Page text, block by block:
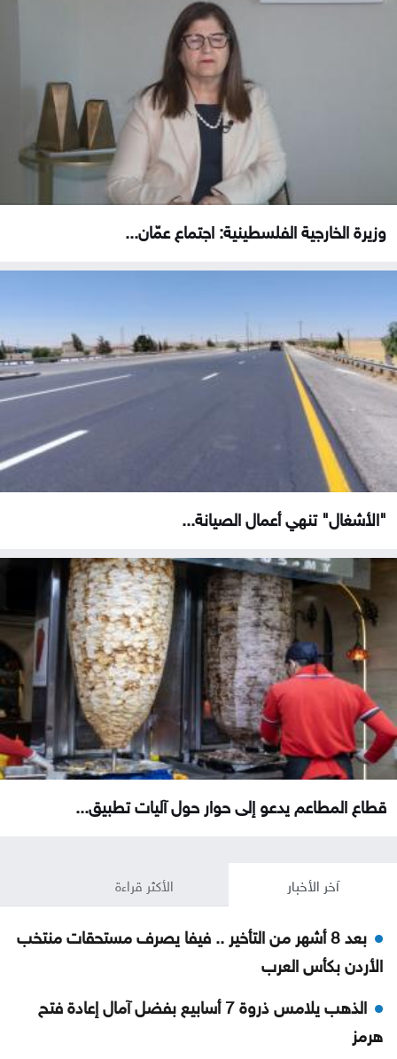
وزيرة الخارجية الفلسطينية: اجتماع عمّان...
"الأشغال" تنهي أعمال الصيانة...
قطاع المطاعم يدعو إلى حوار حول آليات تطبيق...
آخر الأخبار الأكثر قراءة
بعد 8 أشهر من التأخير .. فيفا يصرف مستحقات منتخب
الأردن بكأس العرب
الذهب يلامس ذروة 7 أسابيع بفضل آمال إعادة فتح
هرمز